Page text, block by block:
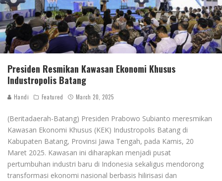
Presiden Resmikan Kawasan Ekonomi Khusus
Industropolis Batang
Handi Featured March 20, 2025
(Beritadaerah-Batang) Presiden Prabowo Subianto meresmikan
Kawasan Ekonomi Khusus (KEK) Industropolis Batang di
Kabupaten Batang, Provinsi Jawa Tengah, pada Kamis, 20
Maret 2025. Kawasan ini diharapkan menjadi pusat
pertumbuhan industri baru di Indonesia sekaligus mendorong
transformasi ekonomi nasional berbasis hilirisasi dan